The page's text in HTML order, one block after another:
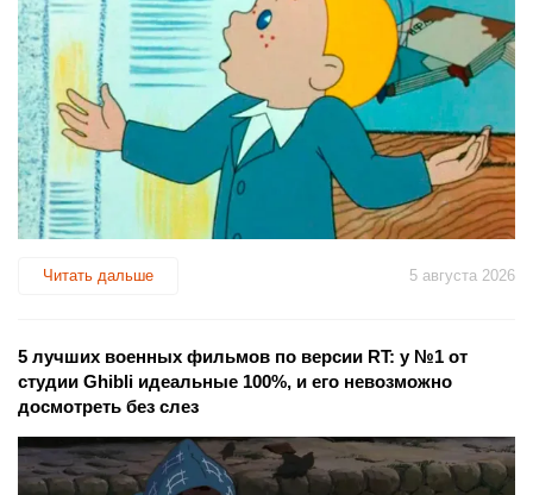
Читать дальше 5 августа 2026
5 лучших военных фильмов по версии RT: у №1 от
студии Ghibli идеальные 100%, и его невозможно
досмотреть без слез